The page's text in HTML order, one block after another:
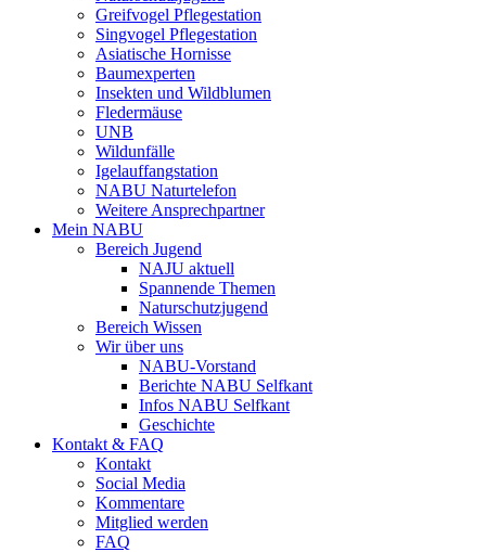
Greifvogel Pflegestation
Singvogel Pflegestation
Asiatische Hornisse
Baumexperten
Insekten und Wildblumen
Fledermäuse
UNB
Wildunfälle
Igelauffangstation
NABU Naturtelefon
Weitere Ansprechpartner
Mein NABU
Bereich Jugend
NAJU aktuell
Spannende Themen
Naturschutzjugend
Bereich Wissen
Wir über uns
NABU-Vorstand
Berichte NABU Selfkant
Infos NABU Selfkant
Geschichte
Kontakt & FAQ
Kontakt
Social Media
Kommentare
Mitglied werden
FAQ